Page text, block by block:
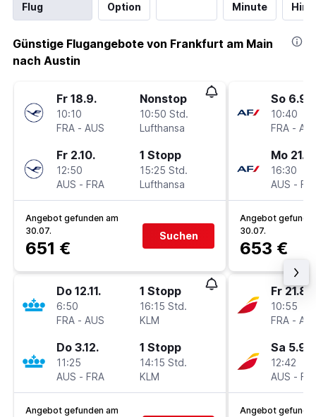
Flug
Option
Minute
Günstige Flugangebote von Frankfurt am Main
nach Austin
Fr 18.9.
10:10
FRA - AUS
Nonstop
10:50 Std.
Lufthansa
Fr 2.10.
12:50
AUS - FRA
1 Stopp
15:25 Std.
Lufthansa
Angebot gefunden am
30.07.
651 €
Suchen
Do 12.11.
6:50
FRA - AUS
1 Stopp
16:15 Std.
KLM
Do 3.12.
11:25
AUS - FRA
1 Stopp
14:15 Std.
KLM
Angebot gefunden am
So 6.9.
10:40
FRA -
Mo 21.9.
16:30
AUS -
Angebot
30.07.
653 €
Fr 21.8.
10:55
FRA -
Sa 5.9.
12:42
AUS -
Angebot